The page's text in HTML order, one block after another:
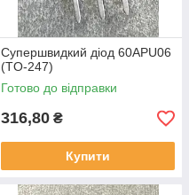
Супершвидкий діод 60APU06
(TO-247)
Готово до відправки
316,80 ₴
Купити